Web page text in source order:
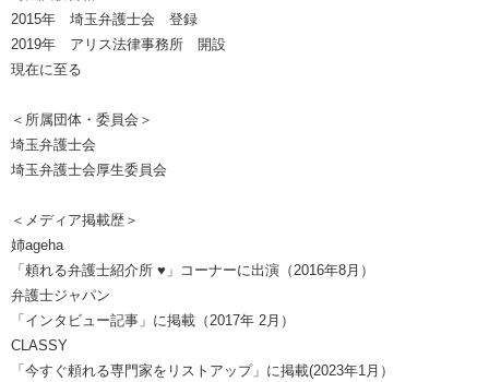
2015年 埼玉弁護士会 登録
2019年 アリス法律事務所 開設
現在に至る
＜所属団体・委員会＞
埼玉弁護士会
埼玉弁護士会厚生委員会
＜メディア掲載歴＞
姉ageha
「頼れる弁護士紹介所 ♥」コーナーに出演（2016年8月）
弁護士ジャパン
「インタビュー記事」に掲載（2017年 2月）
CLASSY
「今すぐ頼れる専門家をリストアップ」に掲載(2023年1月）